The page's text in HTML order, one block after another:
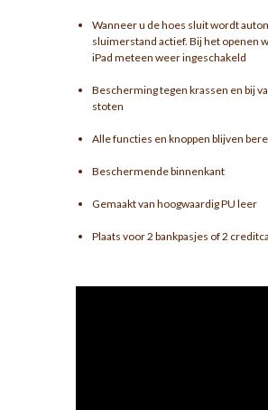
Wanneer u de hoes sluit wordt
sluimerstand actief. Bij het openen
iPad meteen weer ingeschakeld
Bescherming tegen krassen en bij
stoten
Alle functies en knoppen blijven
Beschermende binnenkant
Gemaakt van hoogwaardig PU leer
Plaats voor 2 bankpasjes of 2